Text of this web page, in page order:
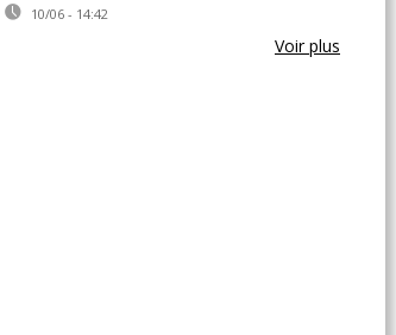
10/06 - 14:42
Voir plus